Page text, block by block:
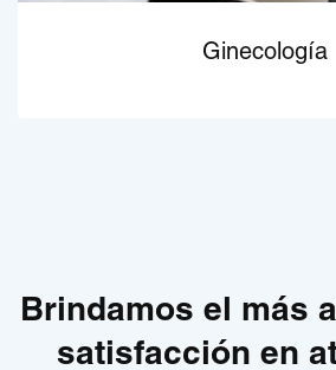
Ginecología
Brindamos el más
satisfacción en